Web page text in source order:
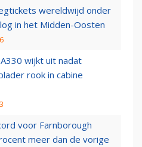
wereldwijd onder
in het Midden-Oosten
A330 wijkt uit nadat
rook in cabine
voor Farnborough
meer dan de vorige